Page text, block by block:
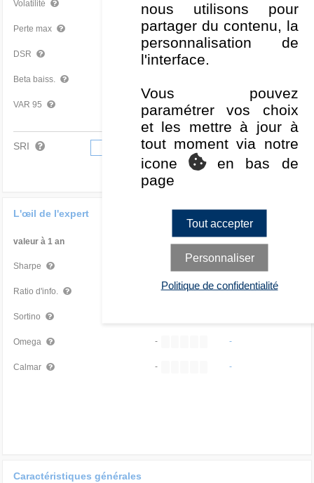
Volatilité
Perte max -
DSR
Beta baiss.
VAR 95
SRI 3 4 5 6 7
L'œil de l'expert
valeur à 1 an Par rapport à la Cat
Sharpe
Ratio d'info. -
Sortino
Omega - -
Calmar - -
Caractéristiques générales
nous utilisons pour
partager du contenu, la
personnalisation de
l'interface.
Vous pouvez
paramétrer vos choix
et les mettre à jour à
tout moment via notre
icone
en bas de
page
Tout accepter
Personnaliser
Politique de confidentialité